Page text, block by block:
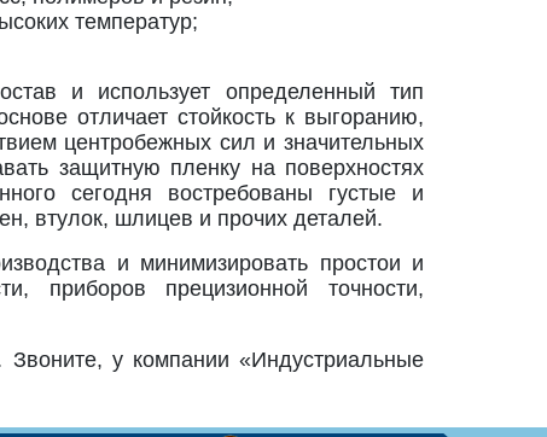
температур;
и использует определенный тип
отличает стойкость к выгоранию,
центробежных сил и значительных
защитную пленку на поверхностях
сегодня востребованы густые и
втулок, шлицев и прочих деталей.
и минимизировать простои и
приборов прецизионной точности,
Звоните, у компании «Индустриальные